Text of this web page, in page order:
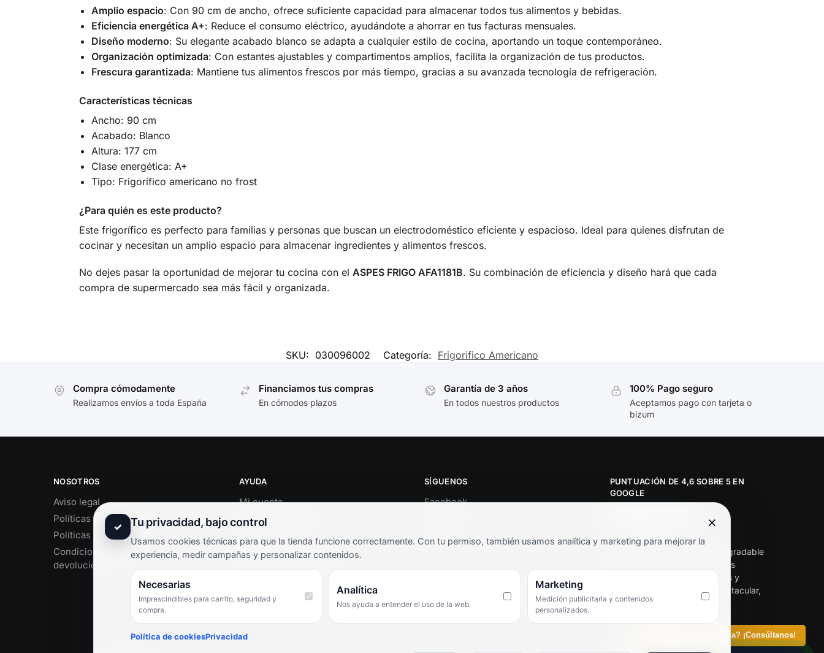
¿Tienes alguna pregunta? ¡Consúltanos!
Amplio espacio: Con 90 cm de ancho, ofrece suficiente capacidad para almacenar todos tus alimentos y bebidas.
Eficiencia energética A+: Reduce el consumo eléctrico, ayudándote a ahorrar en tus facturas mensuales.
Diseño moderno: Su elegante acabado blanco se adapta a cualquier estilo de cocina, aportando un toque contemporáneo.
Organización optimizada: Con estantes ajustables y compartimentos amplios, facilita la organización de tus productos.
Frescura garantizada: Mantiene tus alimentos frescos por más tiempo, gracias a su avanzada tecnología de refrigeración.
Características técnicas
Ancho: 90 cm
Acabado: Blanco
Altura: 177 cm
Clase energética: A+
Tipo: Frigorífico americano no frost
¿Para quién es este producto?
Este frigorífico es perfecto para familias y personas que buscan un electrodoméstico eficiente y espacioso. Ideal para quienes disfrutan de
cocinar y necesitan un amplio espacio para almacenar ingredientes y alimentos frescos.
No dejes pasar la oportunidad de mejorar tu cocina con el ASPES FRIGO AFA1181B. Su combinación de eficiencia y diseño hará que cada
compra de supermercado sea más fácil y organizada.
SKU: 030096002 Categoría: Frigorifico Americano
Compra cómodamente
Realizamos envíos a toda España
Financiamos tus compras
En cómodos plazos
Garantía de 3 años
En todos nuestros productos
100% Pago seguro
Aceptamos pago con tarjeta o
bizum
NOSOTROS
Aviso legal
Políticas de privacidad
Políticas de cookies
Condiciones de envío y
devoluciones
AYUDA
Mi cuenta
Soporte al cliente
Términos y condiciones
Preguntas frecuentes
SÍGUENOS
Facebook
PUNTUACIÓN DE 4,6 SOBRE 5 EN
GOOGLE
★★★★★
«Servicio de calidad y trato agradable
con precios excelentes. Hemos
comprado en varias ocasiones y
siempre dan respuesta. Espectacular,
servicio de 10.»
✓ Tu privacidad, bajo control ×
Usamos cookies técnicas para que la tienda funcione correctamente. Con tu permiso, también usamos analítica y marketing para mejorar la
experiencia, medir campañas y personalizar contenidos.
Necesarias
Imprescindibles para carrito, seguridad y
compra.
Analítica
Nos ayuda a entender el uso de la web.
Marketing
Medición publicitaria y contenidos
personalizados.
Política de cookiesPrivacidad